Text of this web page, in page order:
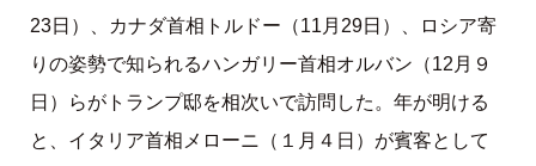
23日）、カナダ首相トルドー（11月29日）、ロシア寄
りの姿勢で知られるハンガリー首相オルバン（12月９
日）らがトランプ邸を相次いで訪問した。年が明ける
と、イタリア首相メローニ（１月４日）が賓客として